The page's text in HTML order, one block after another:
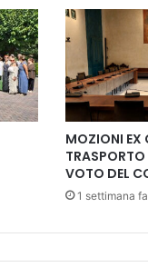
MOZIONI EX
VOTO DEL
1 settimana fa